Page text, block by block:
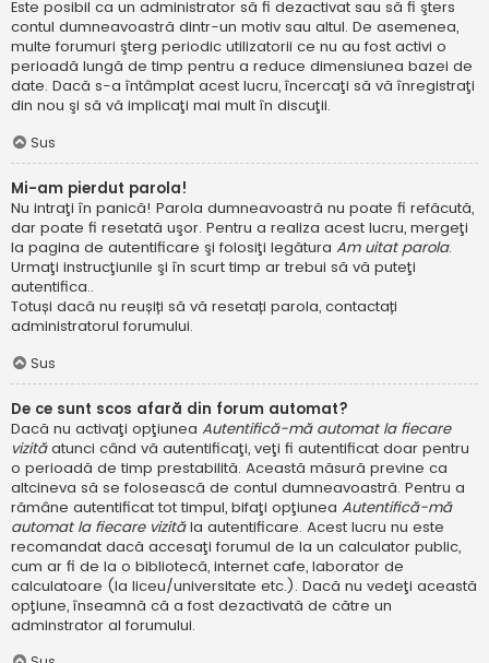
Este posibil ca un administrator să fi dezactivat sau să fi şters
contul dumneavoastră dintr-un motiv sau altul. De asemenea,
multe forumuri şterg periodic utilizatorii ce nu au fost activi o
perioadă lungă de timp pentru a reduce dimensiunea bazei de
date. Dacă s-a întâmplat acest lucru, încercaţi să vă înregistraţi
din nou şi să vă implicaţi mai mult în discuţii.
Sus
Mi-am pierdut parola!
Nu intraţi în panică! Parola dumneavoastră nu poate fi refăcută,
dar poate fi resetată uşor. Pentru a realiza acest lucru, mergeţi
la pagina de autentificare şi folosiţi legătura Am uitat parola.
Urmaţi instrucţiunile şi în scurt timp ar trebui să vă puteţi
autentifica..
Totuși dacă nu reușiți să vă resetați parola, contactați
administratorul forumului.
Sus
De ce sunt scos afară din forum automat?
Dacă nu activaţi opţiunea Autentifică-mă automat la fiecare
vizităatunci când vă autentificaţi, veţi fi autentificat doar pentru
o perioadă de timp prestabilită. Această măsură previne ca
altcineva să se folosească de contul dumneavoastră. Pentru a
rămâne autentificat tot timpul, bifaţi opţiunea Autentifică-mă
automat la fiecare vizităla autentificare. Acest lucru nu este
recomandat dacă accesaţi forumul de la un calculator public,
cum ar fi de la o bibliotecă, internet cafe, laborator de
calculatoare (la liceu/universitate etc.). Dacă nu vedeţi această
opţiune, înseamnă că a fost dezactivată de către un
adminstrator al forumului.